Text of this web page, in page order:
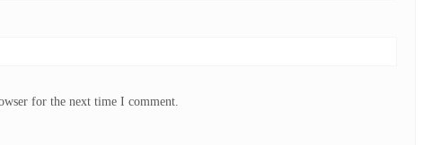
for the next time I comment.